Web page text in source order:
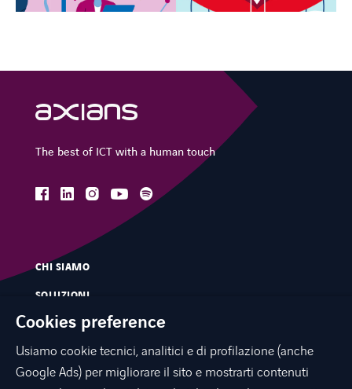
The best of ICT with a human touch
facebooklinkedininstagramyoutube
spotify
CHI SIAMO
SOLUZIONI
SERVIZI
MERCATI
INNOVAZIONE
Cookies preference
Usiamo cookie tecnici, analitici e di profilazione (anche
Google Ads) per migliorare il sito e mostrarti contenuti